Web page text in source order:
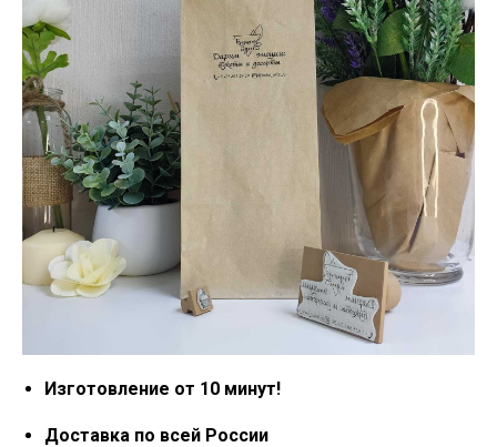
Изготовление от 10 минут!
Доставка по всей России